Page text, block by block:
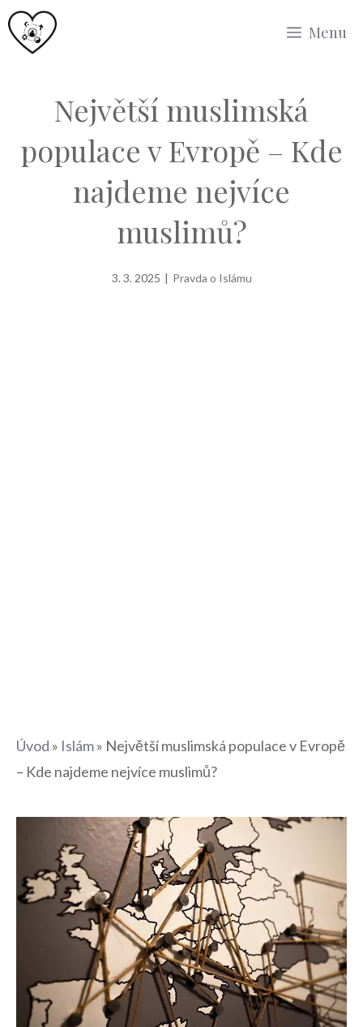
Přeskočit
na
Menu
Největší muslimská
populace v Evropě – Kde
najdeme nejvíce
muslimů?
3. 3. 2025 | Pravda o Islámu
Úvod » Islám» Největší muslimská populace v Evropě
– Kde najdeme nejvíce muslimů?